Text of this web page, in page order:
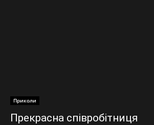
Приколи
Прекрасна співробітниця